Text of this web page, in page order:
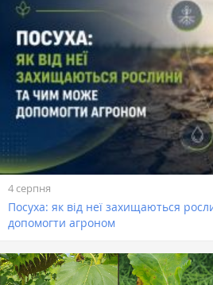
4 серпня
Посуха: як від неї захищаються
допомогти агроном